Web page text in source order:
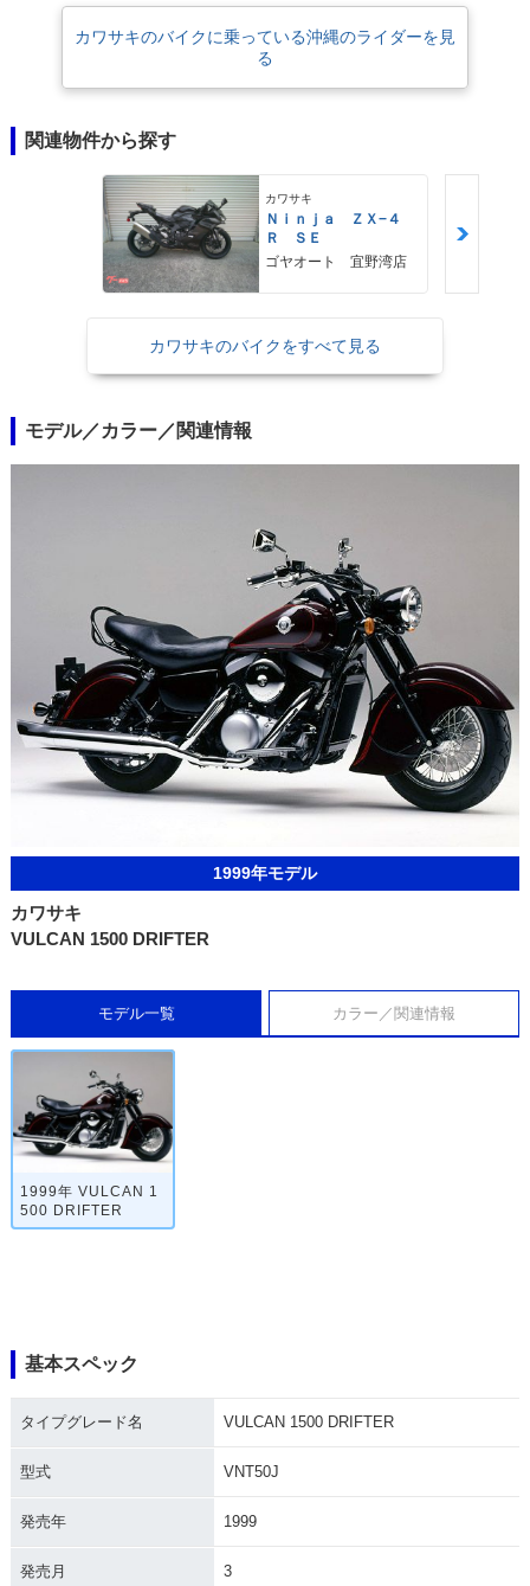
カワサキのバイクに乗っている沖縄のライダーを見
る
関連物件から探す
カワサキ
Ｎｉｎｊａ ＺＸ−４
Ｒ ＳＥ
ゴヤオート 宜野湾店
カワサキのバイクをすべて見る
モデル／カラー／関連情報
1999年モデル
カワサキ
VULCAN 1500 DRIFTER
モデル一覧 カラー／関連情報
1999年 VULCAN 1
500 DRIFTER
基本スペック
タイプグレード名 VULCAN 1500 DRIFTER
型式 VNT50J
発売年 1999
発売月 3